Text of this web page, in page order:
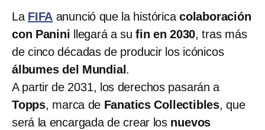
La FIFA anunció que la históricacolaboración
con Panini llegará a sufin en 2030, tras más
de cinco décadas de producir los icónicos
álbumes del Mundial .
A partir de 2031, los derechos pasarán a
Topps, marca de Fanatics Collectibles, que
será la encargada de crear los nuevos